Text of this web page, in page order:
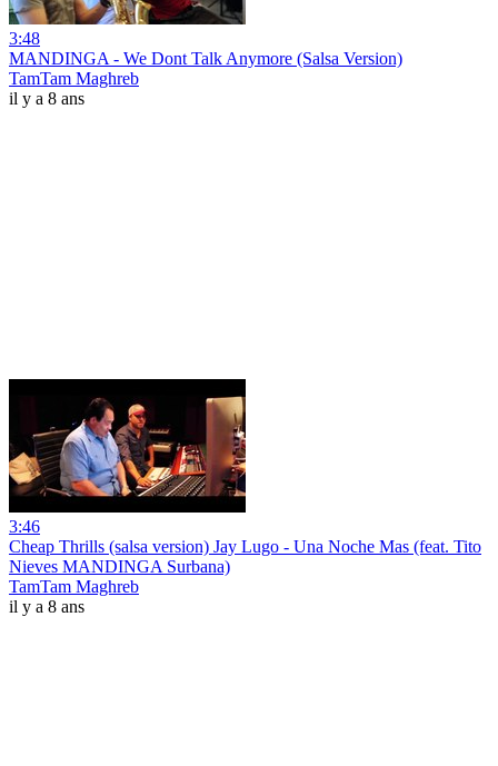
3:48
MANDINGA - We Dont Talk Anymore (Salsa Version)
TamTam Maghreb
il y a 8 ans
3:46
Cheap Thrills (salsa version) Jay Lugo - Una Noche Mas (feat. Tito
Nieves MANDINGA Surbana)
TamTam Maghreb
il y a 8 ans